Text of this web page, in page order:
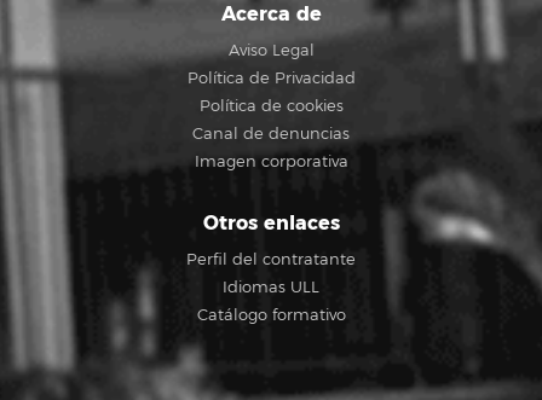
Acerca de
Aviso Legal
Política de Privacidad
Política de cookies
Canal de denuncias
Imagen corporativa
Otros enlaces
Perfil del contratante
Idiomas ULL
Catálogo formativo